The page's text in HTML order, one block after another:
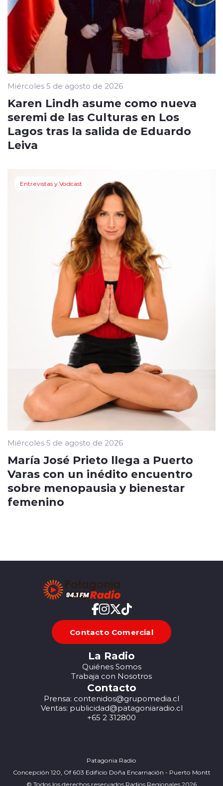
Miércoles 5 de agosto de 2026
Karen Lindh asume como nueva
seremi de las Culturas en Los
Lagos tras la salida de Eduardo
Leiva
Entrevistas y Vodcast
Miércoles 5 de agosto de 2026
María José Prieto llega a Puerto
Varas con un inédito encuentro
sobre menopausia y bienestar
femenino
Contacto Comercial
La Radio
Quiénes Somos
Trabaja con Nosotros
Contacto
Prensa: contenidos@grupomedia.cl
Ventas: publicidad@patagoniaradio.cl
+65 2 312800
Patagonia Radio
Concepción 120, Of 603 Edificio Doña Encarnación - Puerto Montt
© Todos los derechos reservados Radios Regionales 2026